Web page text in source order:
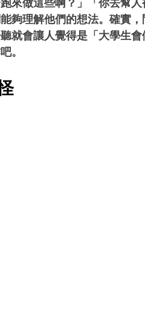
來做這些啊？」「你去幫
夠理解他們的想法。確實
就會讓人覺得是「大學生
。